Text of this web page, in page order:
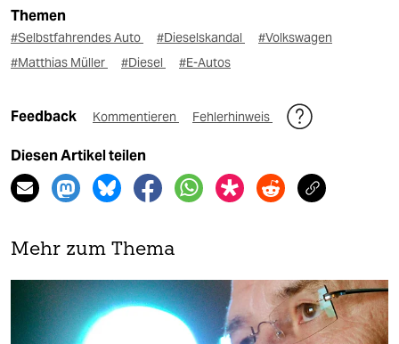
Themen
#Selbstfahrendes Auto #Dieselskandal
#Volkswagen
#Matthias Müller
#Diesel #E-Autos
Feedback Kommentieren Fehlerhinweis
Diesen Artikel teilen
Mehr zum Thema